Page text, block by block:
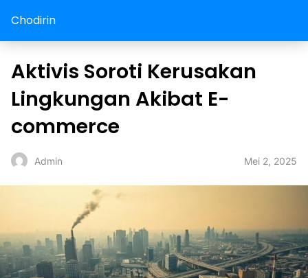
Chodirin
Aktivis Soroti Kerusakan
Lingkungan Akibat E-
commerce
Admin Mei 2, 2025